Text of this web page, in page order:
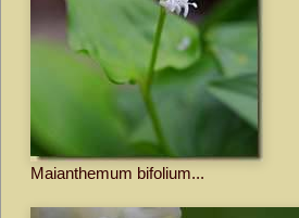
Maianthemum bifolium...